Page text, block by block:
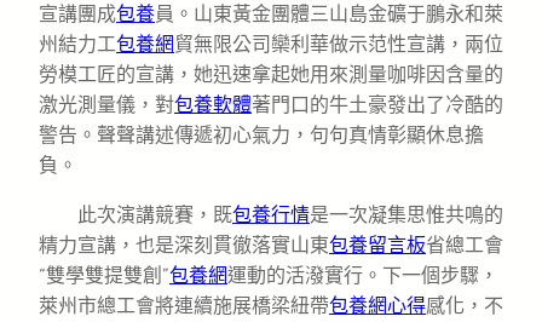
宣講團成包養員。山東黃金團體三山島金礦于鵬永和萊
州結力工包養網 貿無限公司欒利華做示范性宣講，兩位
勞模工匠的宣講，她迅速拿起她用來測量咖啡因含量的
激光測量儀，對包養軟體著門口的牛土豪發出了冷酷的
警告。聲聲講述傳遞初心氣力，句句真情彰顯休息擔
負。
此次演講競賽，既包養行情是一次凝集思惟共鳴的
精力宣講，也是深刻貫徹落實山東包養留言板省總工會
“雙學雙提雙創”包養網運動的活潑實行。下一個步驟，
萊州市總工會將連續施展橋梁紐帶包養網心得感化，不